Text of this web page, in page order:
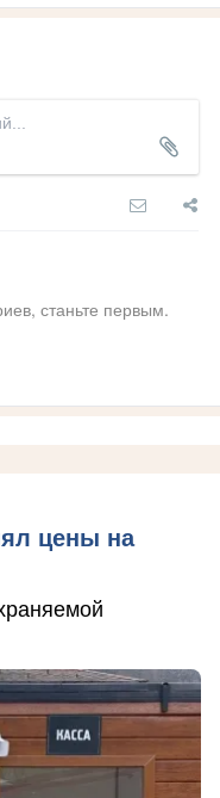
станьте первым.
цены на